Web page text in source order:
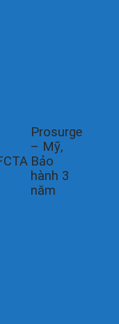
Prosurge
– Mỹ,
Bảo
hành 3
năm